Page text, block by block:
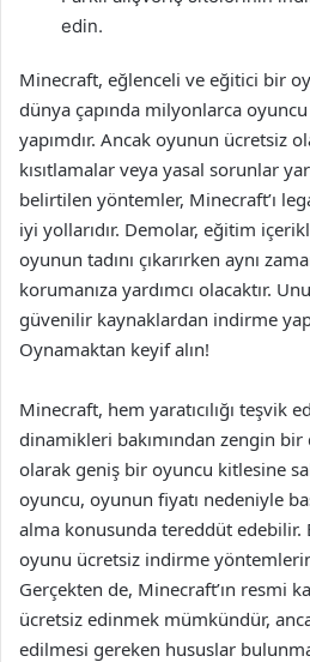
edin.
Minecraft, eğlenceli ve eğitici bir
dünya çapında milyonlarca
yapımdır. Ancak oyunun ücretsiz
kısıtlamalar veya yasal sorunlar
belirtilen yöntemler, Minecraft’ı
iyi yollarıdır. Demolar, eğitim
oyunun tadını çıkarırken aynı
korumanıza yardımcı olacaktır.
güvenilir kaynaklardan indirme
Oynamaktan keyif alın!
Minecraft, hem yaratıcılığı teşvik
dinamikleri bakımından zengin
olarak geniş bir oyuncu kitlesine
oyuncu, oyunun fiyatı nedeniyle
alma konusunda tereddüt edebilir.
oyunu ücretsiz indirme
Gerçekten de, Minecraft’ın resmi
ücretsiz edinmek mümkündür,
edilmesi gereken hususlar